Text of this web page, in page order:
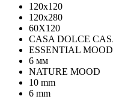
120х120
120х280
60X120
CASA DOLCE
ESSENTIAL MOOD
6 мм
NATURE MOOD
10 mm
6 mm